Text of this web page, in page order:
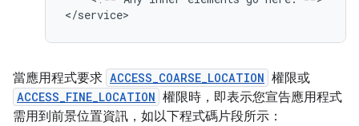
</service>
當應用程式要求 ACCESS_COARSE_LOCATION 權限或
ACCESS_FINE_LOCATION 權限時，即表示您宣告應用程式
需用到前景位置資訊，如以下程式碼片段所示：